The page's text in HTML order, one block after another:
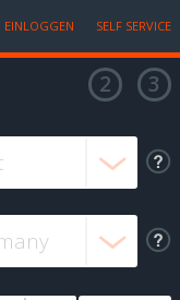
EINLOGGEN SELF SERVICE